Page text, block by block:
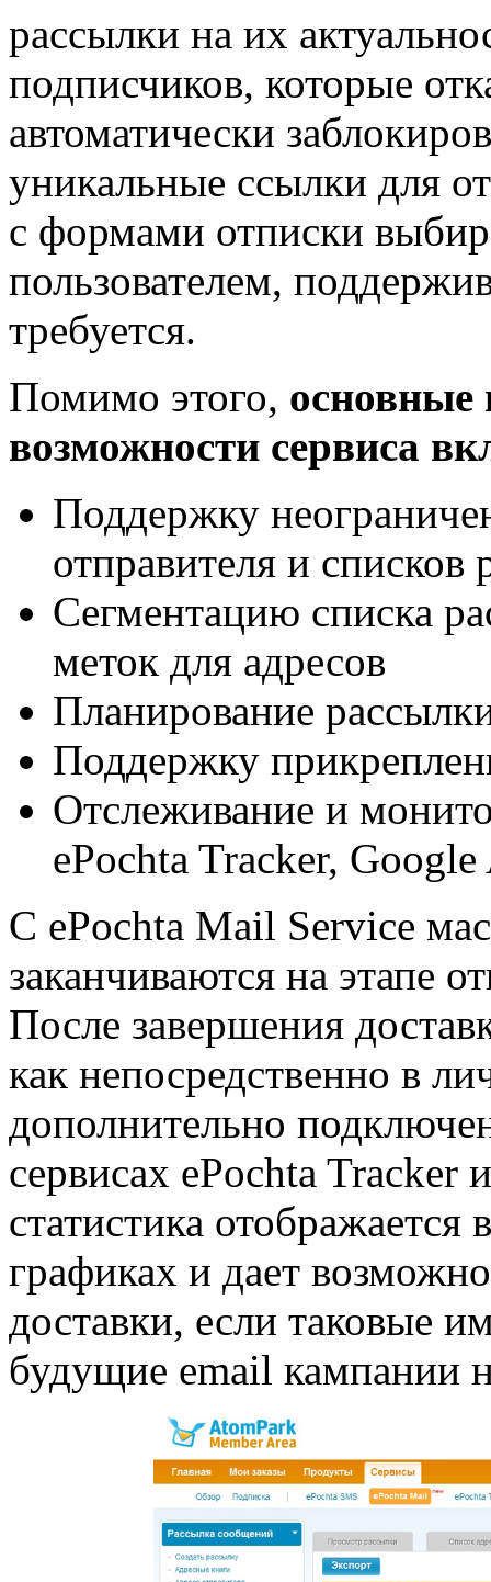
рассылки на их
подписчиков, которые
автоматически
уникальные ссылки для
с формами отписки
пользователем,
требуется.
Помимо этого, основные
возможности сервиса
Поддержку
отправителя и списков
Сегментацию списка
меток для адресов
Планирование
Поддержку
Отслеживание и
ePochta Tracker,
C ePochta Mail Service
заканчиваются на этапе
После завершения
как непосредственно в
дополнительно
сервисах ePochta
статистика
графиках и дает
доставки, если таковые
будущие email кампании